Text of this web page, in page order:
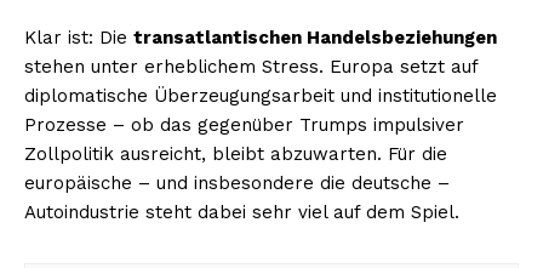
Klar ist: Die transatlantischen Handelsbeziehungen
stehen unter erheblichem Stress. Europa setzt auf
diplomatische Überzeugungsarbeit und institutionelle
Prozesse – ob das gegenüber Trumps impulsiver
Zollpolitik ausreicht, bleibt abzuwarten. Für die
europäische – und insbesondere die deutsche –
Autoindustrie steht dabei sehr viel auf dem Spiel.